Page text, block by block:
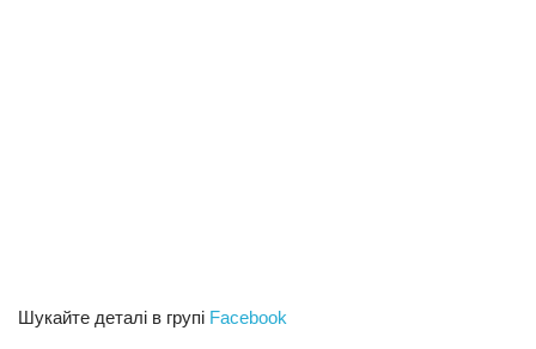
Шукайте деталі в групі Facebook